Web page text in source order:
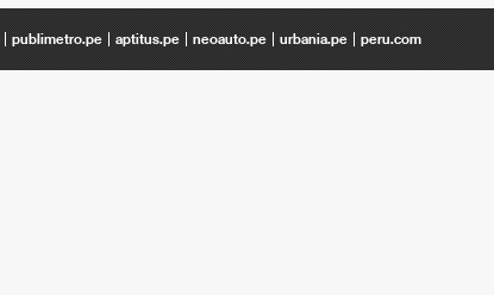
publimetro.pe aptitus.pe neoauto.pe urbania.pe peru.com